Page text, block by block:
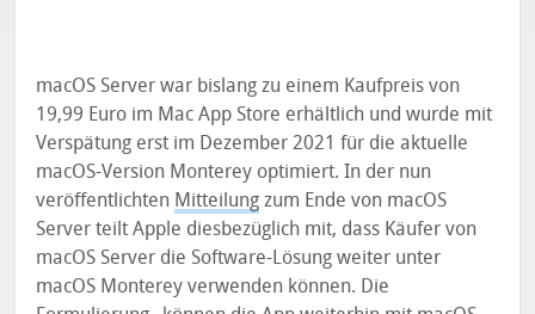
macOS Server war bislang zu einem Kaufpreis von
19,99 Euro im Mac App Store erhältlich und wurde mit
Verspätung erst im Dezember 2021 für die aktuelle
macOS-Version Monterey optimiert. In der nun
veröffentlichten Mitteilung zum Ende von macOS
Server teilt Apple diesbezüglich mit, dass Käufer von
macOS Server die Software-Lösung weiter unter
macOS Monterey verwenden können. Die